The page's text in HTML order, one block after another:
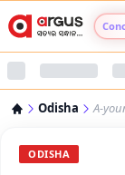
Odisha A-
ODISHA